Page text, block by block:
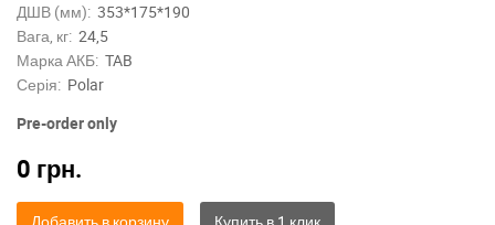
ДШВ (мм): 353*175*190
Вага, кг: 24,5
Марка АКБ: TAB
Серія: Polar
Pre-order only
0 грн.